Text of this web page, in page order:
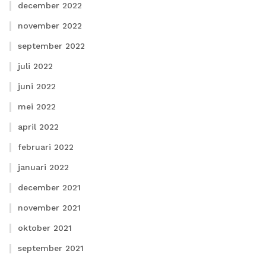
december 2022
november 2022
september 2022
juli 2022
juni 2022
mei 2022
april 2022
februari 2022
januari 2022
december 2021
november 2021
oktober 2021
september 2021